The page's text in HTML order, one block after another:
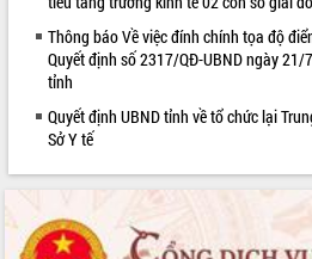
Thông báo Về việc đính chính tọa độ
Quyết định số 2317/QĐ-UBND ngày 21/
tỉnh
Quyết định UBND tỉnh về tổ chức lại
Sở Y tế